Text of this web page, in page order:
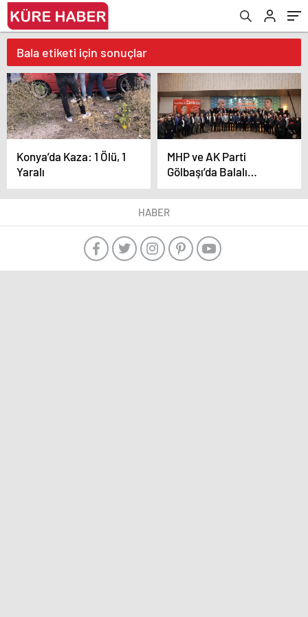
Bala etiketi için sonuçlar
Konya’da Kaza: 1 Ölü, 1
Yaralı
MHP ve AK Parti
Gölbaşı’da Balalı
vatandaşlarla bir araya
geldi
HABER